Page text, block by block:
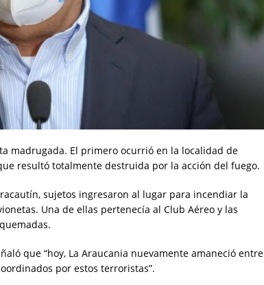
madrugada. El primero ocurrió en la localidad de
resultó totalmente destruida por la acción del fuego.
sujetos ingresaron al lugar para incendiar la
Una de ellas pertenecía al Club Aéreo y las
que “hoy, La Araucania nuevamente amaneció entre
por estos terroristas”.